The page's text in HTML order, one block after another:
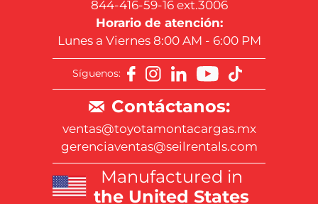
844-416-59-16 ext.3006
Horario de atención:
Lunes a Viernes 8:00 AM - 6:00 PM
Síguenos:
Contáctanos:
ventas@toyotamontacargas.mx
gerenciaventas@seilrentals.com
Manufactured in
the United States